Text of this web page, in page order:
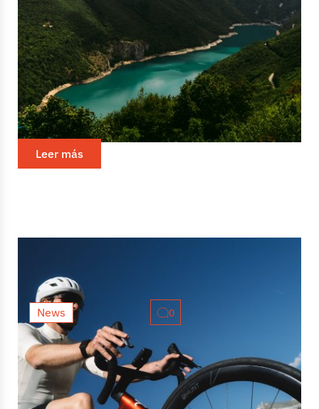
Among the Giants 8: Edge of the
Fjords (preview)
Among the Giants está a la vuelta de la esquina, un
proyecto que nos enorgullece compartir una edición
más. Y ya van ocho. ¿La nueva? Del 31 de mayo al 4 de
junio en...
Leer más
News 0